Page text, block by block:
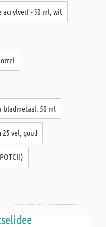
acrylverf - 50 ml, wit
50 ml
vel, goud